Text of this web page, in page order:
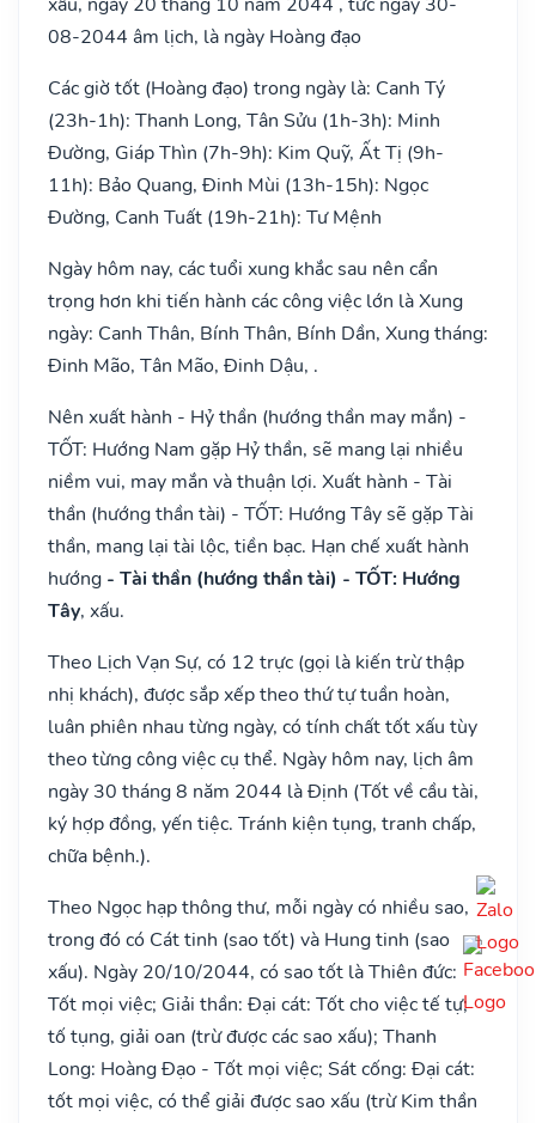
08-2044 âm lịch, là ngày Hoàng đạo
Các giờ tốt (Hoàng đạo) trong ngày là: Canh Tý
(23h-1h): Thanh Long, Tân Sửu (1h-3h): Minh
Đường, Giáp Thìn (7h-9h): Kim Quỹ, Ất Tị (9h-
11h): Bảo Quang, Đinh Mùi (13h-15h): Ngọc
Đường, Canh Tuất (19h-21h): Tư Mệnh
Ngày hôm nay, các tuổi xung khắc sau nên cẩn
trọng hơn khi tiến hành các công việc lớn là Xung
ngày: Canh Thân, Bính Thân, Bính Dần, Xung tháng:
Đinh Mão, Tân Mão, Đinh Dậu, .
Nên xuất hành - Hỷ thần (hướng thần may mắn) -
TỐT: Hướng Nam gặp Hỷ thần, sẽ mang lại nhiều
niềm vui, may mắn và thuận lợi. Xuất hành - Tài
thần (hướng thần tài) - TỐT: Hướng Tây sẽ gặp Tài
thần, mang lại tài lộc, tiền bạc. Hạn chế xuất hành
hướng - Tài thần (hướng thần tài) - TỐT: Hướng
Tây, xấu.
Theo Lịch Vạn Sự, có 12 trực (gọi là kiến trừ thập
nhị khách), được sắp xếp theo thứ tự tuần hoàn,
luân phiên nhau từng ngày, có tính chất tốt xấu tùy
theo từng công việc cụ thể. Ngày hôm nay, lịch âm
ngày 30 tháng 8 năm 2044 là Định (Tốt về cầu tài,
ký hợp đồng, yến tiệc. Tránh kiện tụng, tranh chấp,
chữa bệnh.).
Theo Ngọc hạp thông thư, mỗi ngày có nhiều sao,
trong đó có Cát tinh (sao tốt) và Hung tinh (sao
xấu). Ngày 20/10/2044, có sao tốt là Thiên đức:
Tốt mọi việc; Giải thần: Đại cát: Tốt cho việc tế tự;
tố tụng, giải oan (trừ được các sao xấu); Thanh
Long: Hoàng Đạo - Tốt mọi việc; Sát cống: Đại cát:
tốt mọi việc, có thể giải được sao xấu (trừ Kim thần